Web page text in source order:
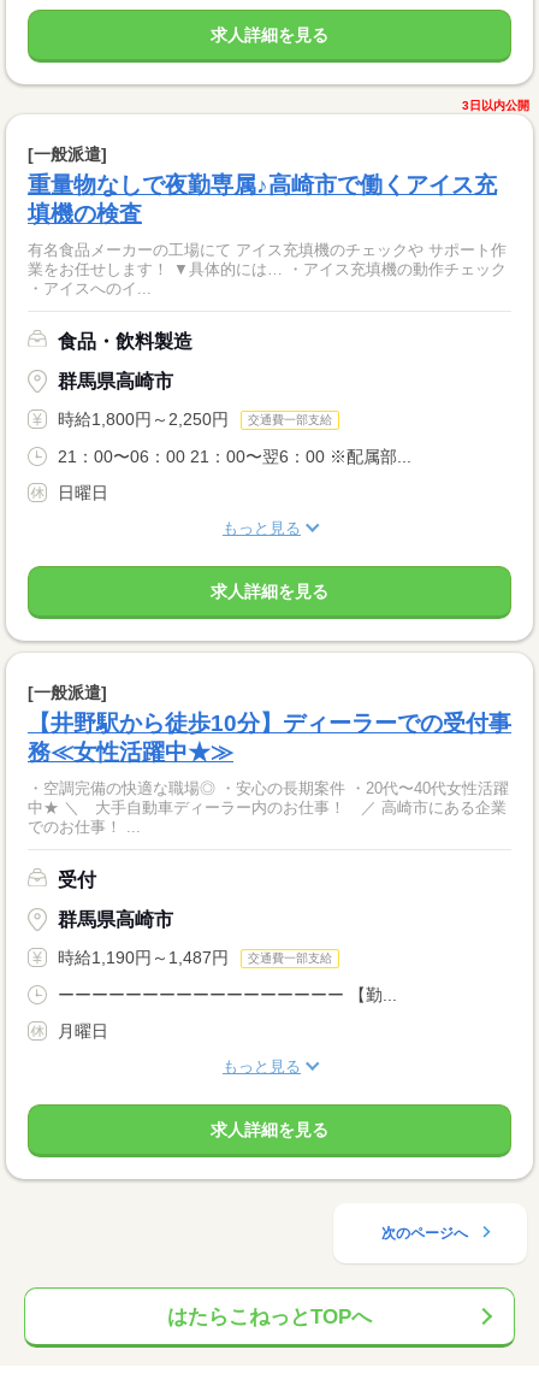
求人詳細を見る
3日以内公開
[一般派遣]
重量物なしで夜勤専属♪高崎市で働くアイス充
填機の検査
有名食品メーカーの工場にて アイス充填機のチェックや サポート作
業をお任せします！ ▼具体的には… ・アイス充填機の動作チェック
・アイスへのイ...
食品・飲料製造
群馬県高崎市
時給1,800円～2,250円 交通費一部支給
21：00〜06：00 21：00〜翌6：00 ※配属部...
日曜日
もっと見る
求人詳細を見る
[一般派遣]
【井野駅から徒歩10分】ディーラーでの受付事
務≪女性活躍中★≫
・空調完備の快適な職場◎ ・安心の長期案件 ・20代〜40代女性活躍
中★ ＼ 大手自動車ディーラー内のお仕事！ ／ 高崎市にある企業
でのお仕事！ ...
受付
群馬県高崎市
時給1,190円～1,487円 交通費一部支給
ーーーーーーーーーーーーーーーーー 【勤...
月曜日
もっと見る
求人詳細を見る
次のページへ
はたらこねっとTOPへ